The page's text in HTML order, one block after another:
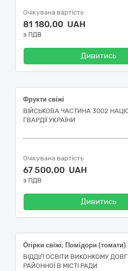
Очікувана вартість
81 180,00 UAH
з ПДВ
Дивитись
Фрукти свіжі
ВІЙСЬКОВА ЧАСТИНА 3002
ГВАРДІЇ УКРАЇНИ
Очікувана вартість
67 500,00 UAH
з ПДВ
Дивитись
ВІДДІЛ ОСВІТИ ВИКОНКОМУ
РАЙОННОЇ В МІСТІ РАДИ